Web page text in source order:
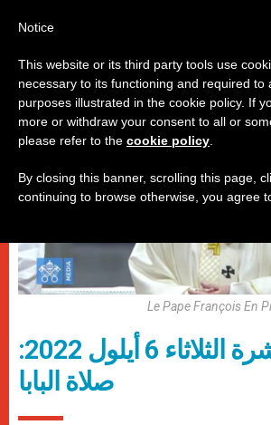
روما
Le Pape François En
عناوين نشرة الثلاثاء 6 أيلول 2022:
صلاة البابا
Notice
This website or its third party tools use
necessary to its functioning and required to
purposes illustrated in the cookie policy. If
more or withdraw your consent to all or
please refer to the cookie policy
By closing this banner, scrolling this page,
continuing to browse otherwise, you agree